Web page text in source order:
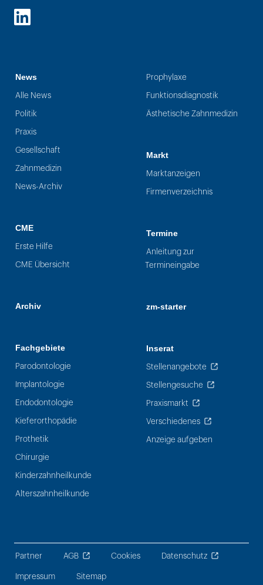
LinkedIn
News
Alle News
Politik
Praxis
Gesellschaft
Zahnmedizin
News-Archiv
CME
Erste Hilfe
CME Übersicht
Archiv
Fachgebiete
Parodontologie
Implantologie
Endodontologie
Kieferorthopädie
Prothetik
Chirurgie
Kinderzahnheilkunde
Alterszahnheilkunde
Prophylaxe
Funktionsdiagnostik
Ästhetische Zahnmedizin
Markt
Marktanzeigen
Firmenverzeichnis
Termine
Anleitung zur
Termineingabe
zm-starter
Inserat
Stellenangebote
Stellengesuche
Praxismarkt
Verschiedenes
Anzeige aufgeben
Partner AGB Cookies Datenschutz
Impressum Sitemap